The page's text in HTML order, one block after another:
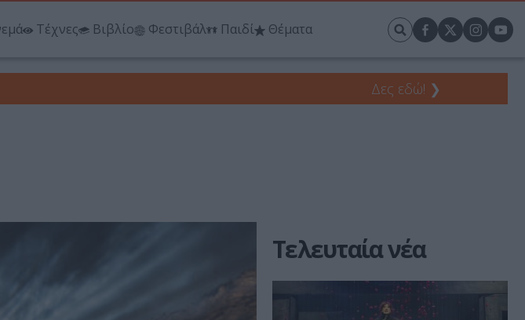
Τέχνες Βιβλίο Φεστιβάλ Παιδί Θέματα
Δες εδώ! ❯
Τελευταία νέα